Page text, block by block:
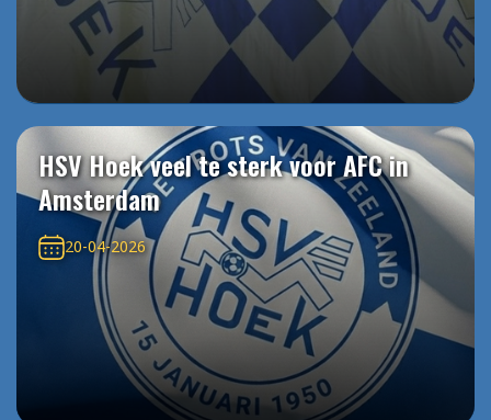
HSV Hoek veel te sterk voor AFC in
Amsterdam
20-04-2026